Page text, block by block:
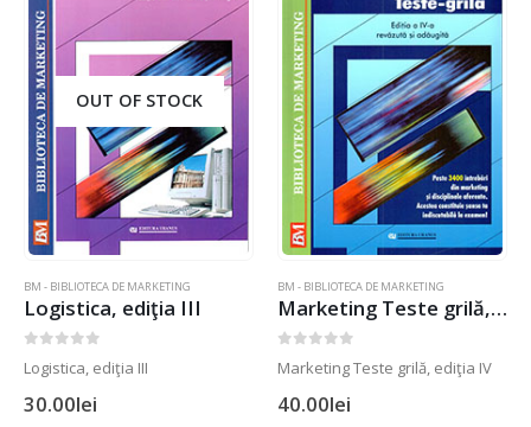
OUT OF STOCK
BM - BIBLIOTECA DE MARKETING
Logistica, ediţia III
Logistica, ediţia III
30.00lei
BM - BIBLIOTECA DE MARKETING
Marketing Teste grilă, ediţia IV
Marketing Teste grilă, ediţia IV
40.00lei